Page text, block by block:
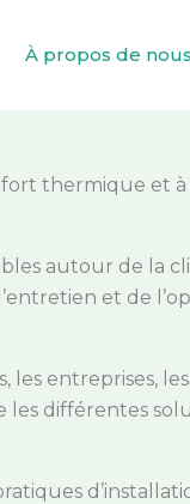
À propos de nous
thermique et à
autour de la
et de
les entreprises,
les différentes